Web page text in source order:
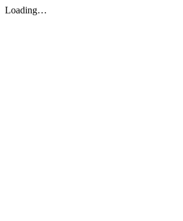
Loading…